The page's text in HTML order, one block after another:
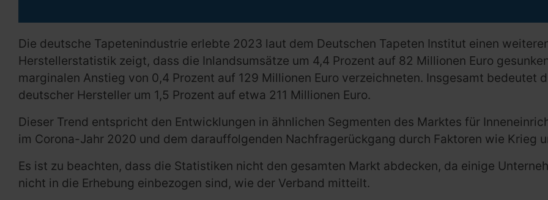
Die deutsche Tapetenindustrie erlebte 2023 laut dem Deutschen Tapeten Institut einen
Herstellerstatistik zeigt, dass die Inlandsumsätze um 4,4 Prozent auf 82 Millionen Euro
marginalen Anstieg von 0,4 Prozent auf 129 Millionen Euro verzeichneten. Insgesamt bedeutet
deutscher Hersteller um 1,5 Prozent auf etwa 211 Millionen Euro.
Dieser Trend entspricht den Entwicklungen in ähnlichen Segmenten des Marktes für
im Corona-Jahr 2020 und dem darauffolgenden Nachfragerückgang durch Faktoren wie Krieg
Es ist zu beachten, dass die Statistiken nicht den gesamten Markt abdecken, da einige
nicht in die Erhebung einbezogen sind, wie der Verband mitteilt.